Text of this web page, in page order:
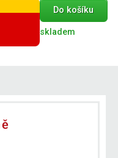
Do košíku
skladem